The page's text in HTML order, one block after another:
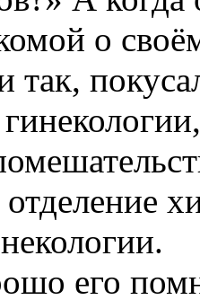
о
так,
его